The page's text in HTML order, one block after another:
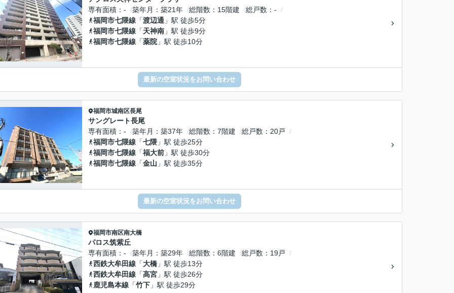
専有面積
- 築年月 築21年 総階数 15階建 総戸数
-
福岡市七隈線 「渡辺通 」駅 徒歩5分
福岡市七隈線 「天神南 」駅 徒歩9分
福岡市七隈線 「薬院 」駅 徒歩10分
最新の空室状況をお問い合わせ
福岡市城南区長尾
サングレート長尾
専有面積
- 築年月 築37年 総階数 7階建 総戸数
20戸
福岡市七隈線 「七隈 」駅 徒歩25分
福岡市七隈線 「福大前 」駅 徒歩30分
福岡市七隈線 「金山 」駅 徒歩35分
最新の空室状況をお問い合わせ
福岡市南区南大橋
パロス筑紫丘
専有面積
- 築年月 築29年 総階数 6階建 総戸数
19戸
西鉄大牟田線 「大橋 」駅 徒歩13分
西鉄大牟田線 「高宮 」駅 徒歩26分
鹿児島本線 「竹下 」駅 徒歩29分